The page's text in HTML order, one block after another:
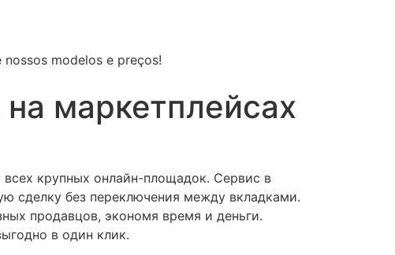
modelos e preços!
маркетплейсах
крупных онлайн-площадок. Сервис в
сделку без переключения между вкладками.
продавцов, экономя время и деньги.
в один клик.